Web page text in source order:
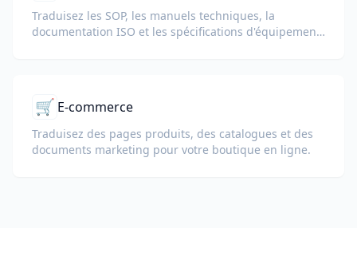
Traduisez les SOP, les manuels techniques, la
documentation ISO et les spécifications d'équipement
🛒 E-commerce
Traduisez des pages produits, des catalogues et des
documents marketing pour votre boutique en ligne.